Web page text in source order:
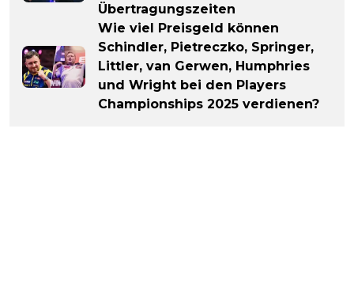
Übertragungszeiten
Wie viel Preisgeld können
Schindler, Pietreczko, Springer,
Littler, van Gerwen, Humphries
und Wright bei den Players
Championships 2025 verdienen?